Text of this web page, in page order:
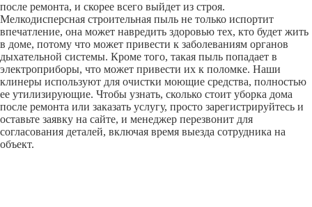
после ремонта, и скорее всего выйдет из строя.
Мелкодисперсная строительная пыль не только испортит
впечатление, она может навредить здоровью тех, кто будет жить
в доме, потому что может привести к заболеваниям органов
дыхательной системы. Кроме того, такая пыль попадает в
электроприборы, что может привести их к поломке. Наши
клинеры используют для очистки моющие средства, полностью
ее утилизирующие. Чтобы узнать, сколько стоит уборка дома
после ремонта или заказать услугу, просто зарегистрируйтесь и
оставьте заявку на сайте, и менеджер перезвонит для
согласования деталей, включая время выезда сотрудника на
объект.